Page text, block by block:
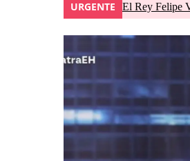
URGENTE El Rey Felipe